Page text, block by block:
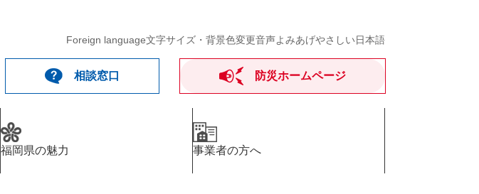
Foreign language文字サイズ・背景色変更音声よみあげやさしい日本語
相談窓口 防災ホームページ
福岡県の魅力 事業者の方へ